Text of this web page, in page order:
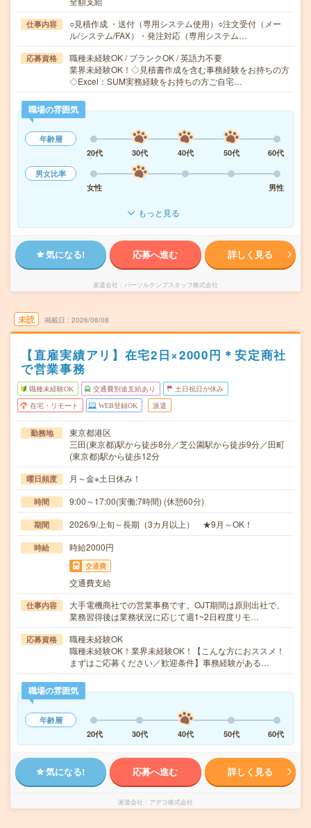
仕事内容
○見積作成 ・送付（専用システム使用）○注文受付（メー
ル/システム/FAX）・発注対応（専用システム…
応募資格
職種未経験OK / ブランクOK / 英語力不要
業界未経験OK！◇見積書作成を含む事務経験をお持ちの方
◇Excel：SUM実務経験をお持ちの方ご自宅…
職場の雰囲気
年齢層
20代
30代 40代 50代
60代
男女比率
女性
男性
もっと見る
気になる! 応募へ進む 詳しく見る
派遣会社 パーソルテンプスタッフ株式会社
未読 掲載日 2026/08/08
【直雇実績アリ】在宅2日×2000円＊安定商社
で営業事務
職種未経験OK 交通費別途支給あり 土日祝日が休み
在宅・リモート WEB登録OK 派遣
勤務地
東京都港区
三田(東京都)駅から徒歩8分／芝公園駅から徒歩9分／田町
(東京都)駅から徒歩12分
曜日頻度 月～金※土日休み！
時間 9:00～17:00(実働:7時間) (休憩60分)
期間 2026/9/上旬～長期（3カ月以上） ★9月～OK！
時給 時給2000円
交通費
交通費支給
仕事内容
大手電機商社での営業事務です。OJT期間は原則出社で、
業務習得後は業務状況に応じて週1~2日程度リモ…
応募資格
職種未経験OK
職種未経験OK！業界未経験OK！【こんな方におススメ！
まずはご応募ください／歓迎条件】事務経験がある…
職場の雰囲気
年齢層
20代
30代 40代 50代 60代
気になる! 応募へ進む 詳しく見る
派遣会社 アデコ株式会社